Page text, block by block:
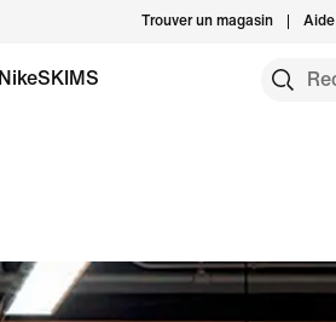
Trouver un magasin Aide
NikeSKIMS